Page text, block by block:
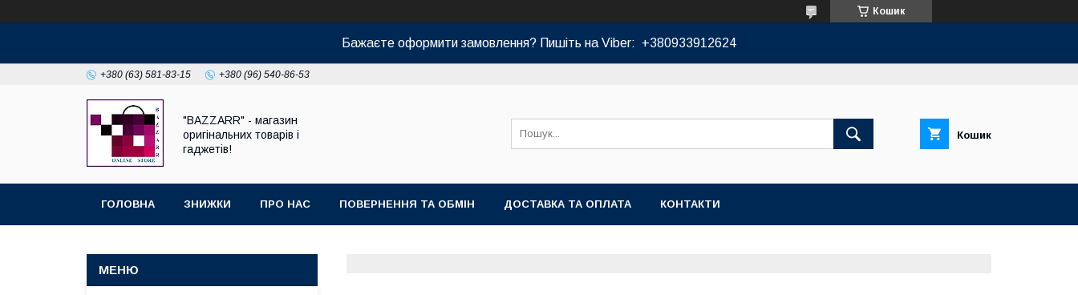
Кошик
Бажаєте оформити замовлення? Пишіть на Viber: +380933912624
+380 (63) 581-83-15 +380 (96) 540-86-53
"BAZZARR" - магазин
оригінальних товарів і
гаджетів!
Кошик
ГОЛОВНА ЗНИЖКИ ПРО НАС ПОВЕРНЕННЯ ТА ОБМІН ДОСТАВКА ТА ОПЛАТА КОНТАКТИ